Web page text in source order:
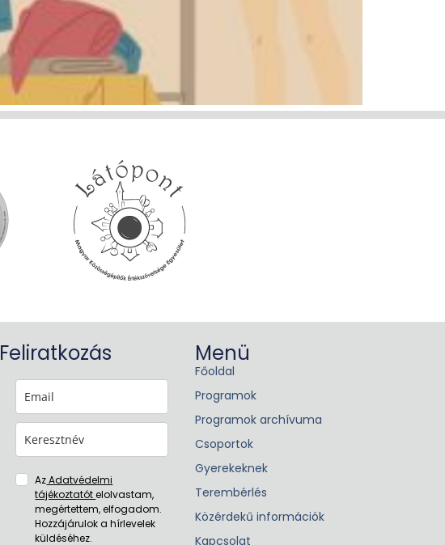
Feliratkozás
AzAdatvédelmi
tájékoztatótelolvastam,
megértettem, elfogadom.
Hozzájárulok a hírlevelek
küldéséhez.
Menü
Főoldal
Programok
Programok archívuma
Csoportok
Gyerekeknek
Terembérlés
Közérdekű információk
Kapcsolat